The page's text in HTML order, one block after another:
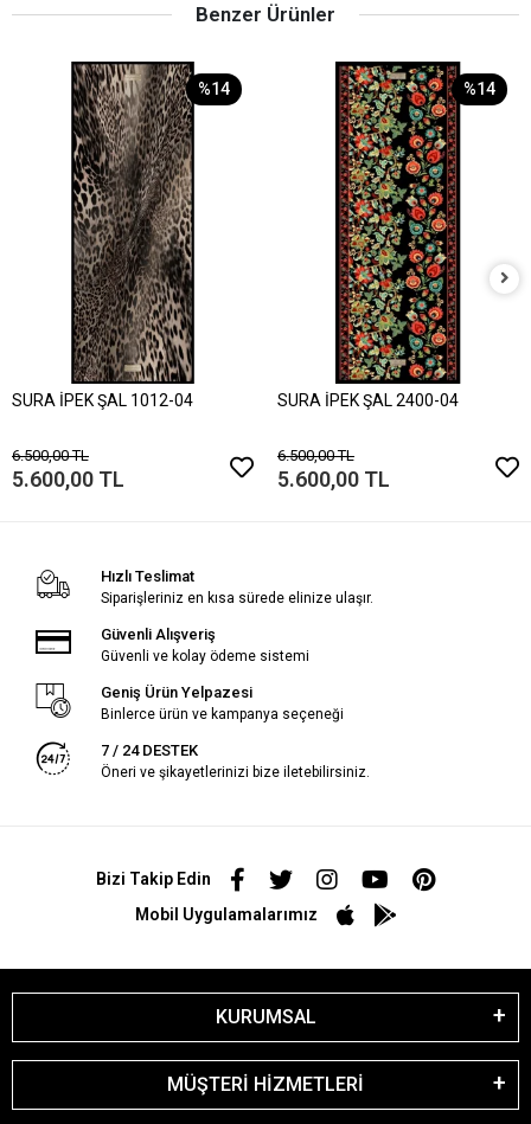
Benzer Ürünler
%14
SURA İPEK ŞAL 1012-04
6.500,00 TL
5.600,00 TL
%14
SURA İPEK ŞAL 2400-04
6.500,00 TL
5.600,00 TL
Hızlı Teslimat
Siparişleriniz en kısa sürede elinize ulaşır.
Güvenli Alışveriş
Güvenli ve kolay ödeme sistemi
Geniş Ürün Yelpazesi
Binlerce ürün ve kampanya seçeneği
7 / 24 DESTEK
Öneri ve şikayetlerinizi bize iletebilirsiniz.
Bizi Takip Edin
Mobil Uygulamalarımız
KURUMSAL
MÜŞTERİ HİZMETLERİ